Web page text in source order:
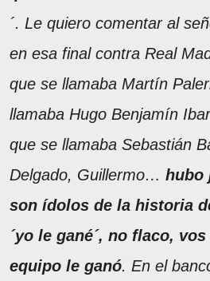
´. Le quiero comentar al
en esa final contra Real
que se llamaba Martín
llamaba Hugo Benjamín
que se llamaba Sebastián
Delgado, Guillermo… hubo
son ídolos de la historia
´yo le gané´, no flaco,
equipo le ganó. En el